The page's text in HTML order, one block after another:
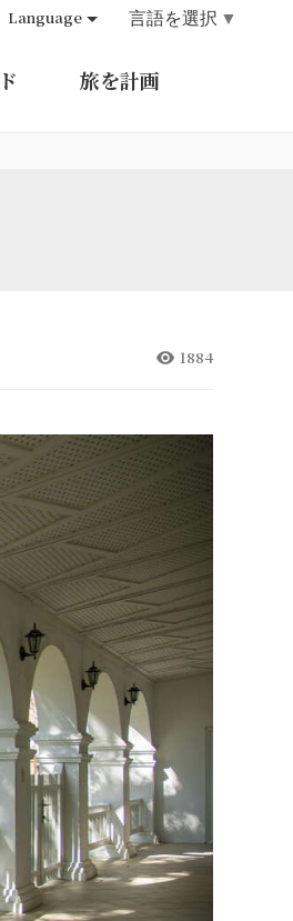
Language 言語を選択 ▼
旅を計画
1884